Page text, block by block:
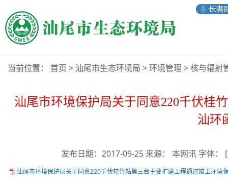
当前位置： 首页 > 汕尾市生态环境局 >环境管理 >核与辐射
汕尾市环境保护局关于同意220千伏桂
汕环
发布日期：2017-09-25 来源： 本网讯 字体：
汕尾市环境保护局关于同意220千伏桂竹站第三台主变扩建工程通过竣工环境